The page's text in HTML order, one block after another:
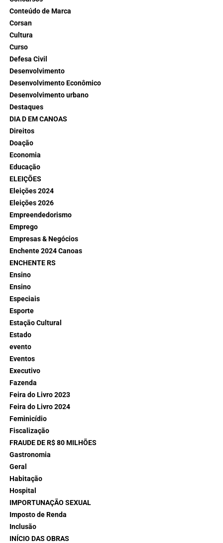
Conteúdo de Marca
Corsan
Cultura
Curso
Defesa Civil
Desenvolvimento
Desenvolvimento Econômico
Desenvolvimento urbano
Destaques
DIA D EM CANOAS
Direitos
Doação
Economia
Educação
ELEIÇÕES
Eleições 2024
Eleições 2026
Empreendedorismo
Emprego
Empresas & Negócios
Enchente 2024 Canoas
ENCHENTE RS
Ensino
Ensino
Especiais
Esporte
Estação Cultural
Estado
evento
Eventos
Executivo
Fazenda
Feira do Livro 2023
Feira do Livro 2024
Feminicídio
Fiscalização
FRAUDE DE R$ 80 MILHÕES
Gastronomia
Geral
Habitação
Hospital
IMPORTUNAÇÃO SEXUAL
Imposto de Renda
Inclusão
INÍCIO DAS OBRAS